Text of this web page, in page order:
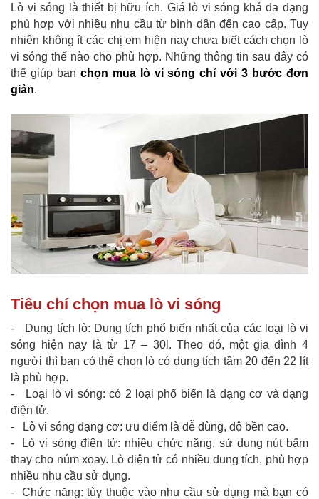
Lò vi sóng là thiết bị hữu ích. Giá lò vi sóng khá đa dạng
phù hợp với nhiều nhu cầu từ bình dân đến cao cấp. Tuy
nhiên không ít các chị em hiện nay chưa biết cách chọn lò
vi sóng thế nào cho phù hợp. Những thông tin sau đây có
thể giúp bạn chọn mua lò vi sóng chỉ với 3 bước đơn
giản.
Tiêu chí chọn mua lò vi sóng
- Dung tích lò: Dung tích phổ biến nhất của các loại lò vi
sóng hiện nay là từ 17 – 30l. Theo đó, một gia đình 4
người thì bạn có thể chọn lò có dung tích tầm 20 đến 22 lít
là phù hợp.
- Loại lò vi sóng: có 2 loại phổ biến là dạng cơ và dạng
điện tử.
- Lò vi sóng dạng cơ: ưu điểm là dễ dùng, độ bền cao.
- Lò vi sóng điện tử: nhiều chức năng, sử dụng nút bấm
thay cho núm xoay. Lò điện tử có nhiều dung tích, phù hợp
nhiều nhu cầu sử dụng.
- Chức năng: tùy thuộc vào nhu cầu sử dụng mà bạn có